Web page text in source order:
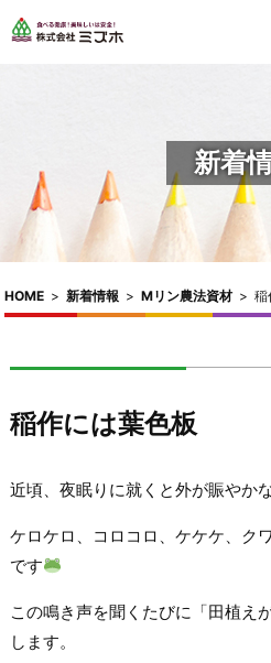
新着
HOME > 新着情報 > Mリン農法資材> 稲
稲作には葉色板
近頃、夜眠りに就くと外が賑やか
ケロケロ、コロコロ、ケケケ、ク
です
この鳴き声を聞くたびに「田植え
します。